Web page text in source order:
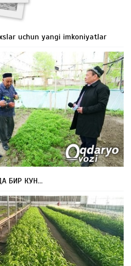
uchun yangi imkoniyatlar
БИР КУН…